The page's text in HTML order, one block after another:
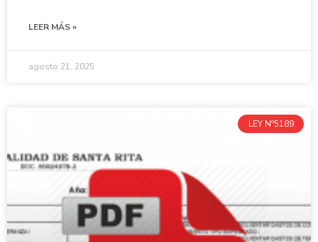
LEER MÁS »
agosto 21, 2025
LEY Nº5189